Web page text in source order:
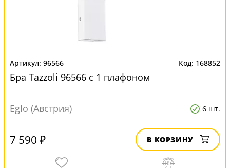
96566 168852
Бра Tazzoli 96566 с 1 плафоном
Eglo (Австрия) 6 шт.
7 590 ₽ В КОРЗИНУ